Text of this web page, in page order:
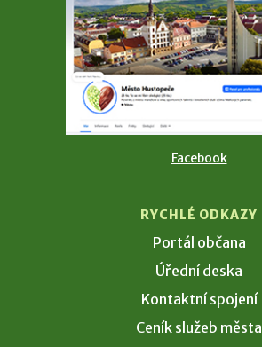
Facebook
RYCHLÉ ODKAZY
Portál občana
Úřední deska
Kontaktní spojení
Ceník služeb města